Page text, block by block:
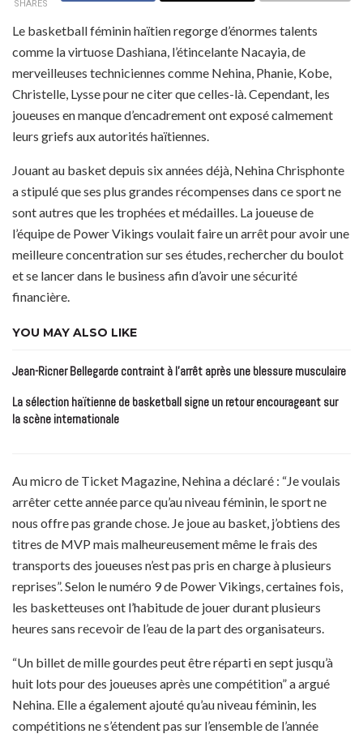
SHARES
Le basketball féminin haïtien regorge d’énormes talents
comme la virtuose Dashiana, l’étincelante Nacayia, de
merveilleuses techniciennes comme Nehina, Phanie, Kobe,
Christelle, Lysse pour ne citer que celles-là. Cependant, les
joueuses en manque d’encadrement ont exposé calmement
leurs griefs aux autorités haïtiennes.
Jouant au basket depuis six années déjà, Nehina Chrisphonte
a stipulé que ses plus grandes récompenses dans ce sport ne
sont autres que les trophées et médailles. La joueuse de
l’équipe de Power Vikings voulait faire un arrêt pour avoir une
meilleure concentration sur ses études, rechercher du boulot
et se lancer dans le business afin d’avoir une sécurité
financière.
YOU MAY ALSO LIKE
Jean-Ricner Bellegarde contraint à l’arrêt après une blessure musculaire
La sélection haïtienne de basketball signe un retour encourageant sur
la scène internationale
Au micro de Ticket Magazine, Nehina a déclaré : “Je voulais
arrêter cette année parce qu’au niveau féminin, le sport ne
nous offre pas grande chose. Je joue au basket, j’obtiens des
titres de MVP mais malheureusement même le frais des
transports des joueuses n’est pas pris en charge à plusieurs
reprises”. Selon le numéro 9 de Power Vikings, certaines fois,
les basketteuses ont l’habitude de jouer durant plusieurs
heures sans recevoir de l’eau de la part des organisateurs.
“Un billet de mille gourdes peut être réparti en sept jusqu’à
huit lots pour des joueuses après une compétition” a argué
Nehina. Elle a également ajouté qu’au niveau féminin, les
compétitions ne s’étendent pas sur l’ensemble de l’année